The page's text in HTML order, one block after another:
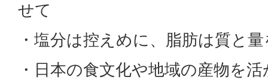
せて
・塩分は控えめに、脂肪は質と
・日本の食文化や地域の産物を